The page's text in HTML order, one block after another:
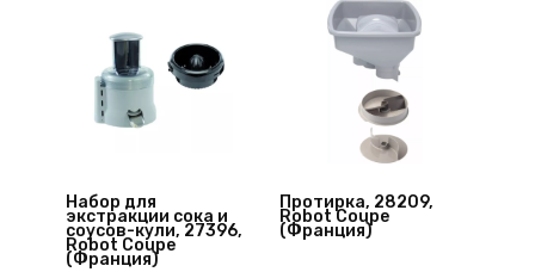
Набор для
экстракции сока и
соусов-кули, 27396,
Robot Coupe
(Франция)
Протирка, 28209,
Robot Coupe
(Франция)